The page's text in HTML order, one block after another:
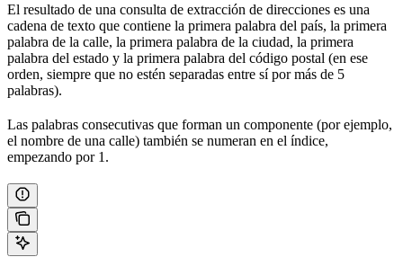
El resultado de una consulta de extracción de direcciones es una
cadena de texto que contiene la primera palabra del país, la primera
palabra de la calle, la primera palabra de la ciudad, la primera
palabra del estado y la primera palabra del código postal (en ese
orden, siempre que no estén separadas entre sí por más de 5
palabras).
Las palabras consecutivas que forman un componente (por ejemplo,
el nombre de una calle) también se numeran en el índice,
empezando por 1.